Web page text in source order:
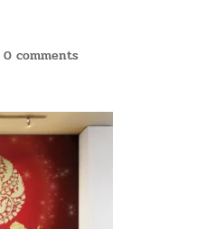
0 comments